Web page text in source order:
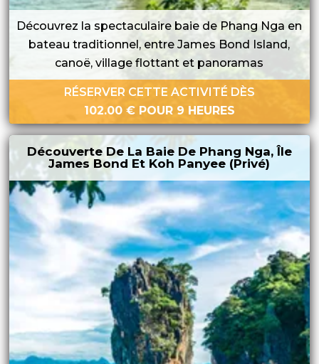
Découvrez la spectaculaire baie de Phang Nga en
bateau traditionnel, entre James Bond Island,
canoë, village flottant et panoramas
RÉSERVER CETTE ACTIVITÉ DÈS
102.00 €POUR 9 HEURES
Découverte De La Baie De Phang Nga, Île
James Bond Et Koh Panyee (privé)